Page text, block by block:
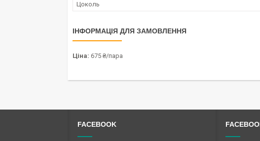
Цоколь
ІНФОРМАЦІЯ ДЛЯ ЗАМОВЛЕННЯ
Ціна: 675 ₴/пара
FACEBOOK